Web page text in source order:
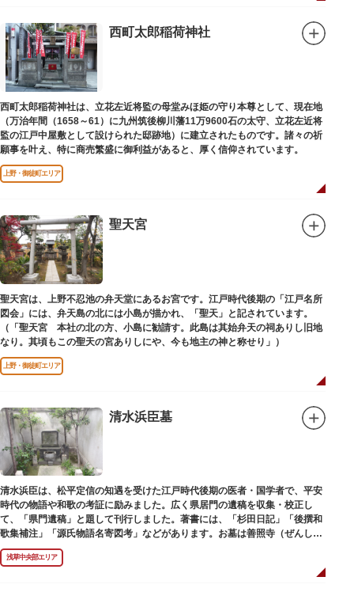
西町太郎稲荷神社
西町太郎稲荷神社は、立花左近将監の母堂みほ姫の守り本尊として、現在地
（万治年間（1658～61）に九州筑後柳川藩11万9600石の太守、立花左近将
監の江戸中屋敷として設けられた邸跡地）に建立されたものです。諸々の祈
願事を叶え、特に商売繁盛に御利益があると、厚く信仰されています。
上野・御徒町エリア
聖天宮
聖天宮は、上野不忍池の弁天堂にあるお宮です。江戸時代後期の「江戸名所
図会」には、弁天島の北には小島が描かれ、「聖天」と記されています。
（「聖天宮 本社の北の方、小島に勧請す。此島は其始弁天の祠ありし旧地
なり。其頃もこの聖天の宮ありしにや、今も地主の神と称せり」）
上野・御徒町エリア
清水浜臣墓
清水浜臣は、松平定信の知遇を受けた江戸時代後期の医者・国学者で、平安
時代の物語や和歌の考証に励みました。広く県居門の遺稿を収集・校正し
て、「県門遺稿」と題して刊行しました。著書には、「杉田日記」「後撰和
歌集補注」「源氏物語名寄図考」などがあります。お墓は善照寺（ぜんしょ
うじ）境内にあります。
浅草中央部エリア